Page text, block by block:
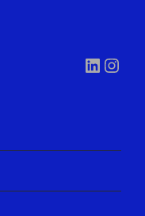
LinkedIn Instagram